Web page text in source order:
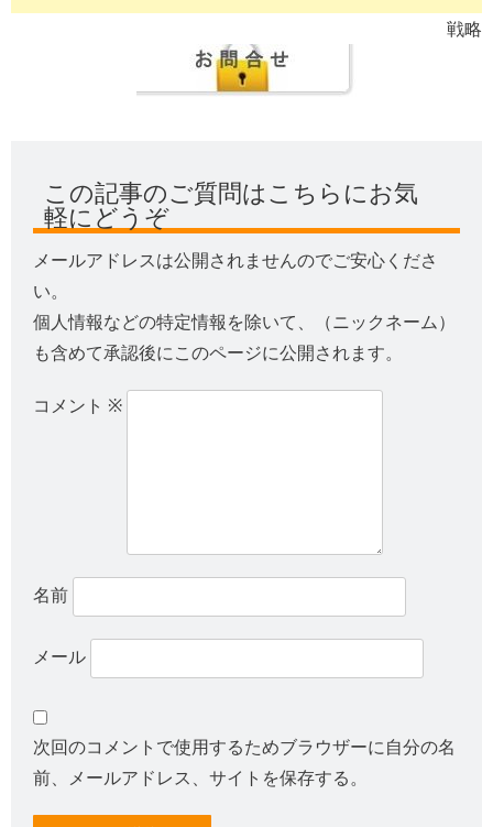
戦略
この記事のご質問はこちらにお気
軽にどうぞ
メールアドレスは公開されませんのでご安心くださ
い。
個人情報などの特定情報を除いて、（ニックネーム）
も含めて承認後にこのページに公開されます。
コメント ※
名前
メール
次回のコメントで使用するためブラウザーに自分の名
前、メールアドレス、サイトを保存する。